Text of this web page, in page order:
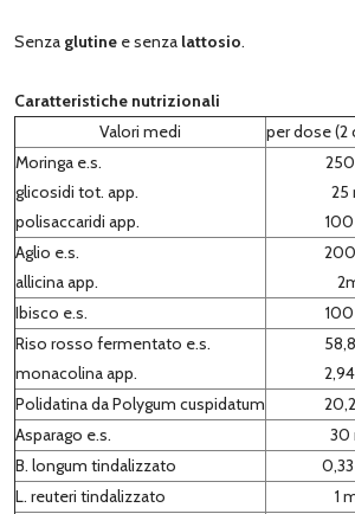
Senza glutine e senza lattosio.
Caratteristiche nutrizionali
Valori medi
per dose (2
Moringa e.s.
glicosidi tot. app.
polisaccaridi app.
25
Aglio e.s.
allicina app.
Ibisco e.s.
Riso rosso fermentato e.s.
monacolina app.
Polidatina da Polygum cuspidatum
Asparago e.s.
30
B. longum tindalizzato
L. reuteri tindalizzato
1